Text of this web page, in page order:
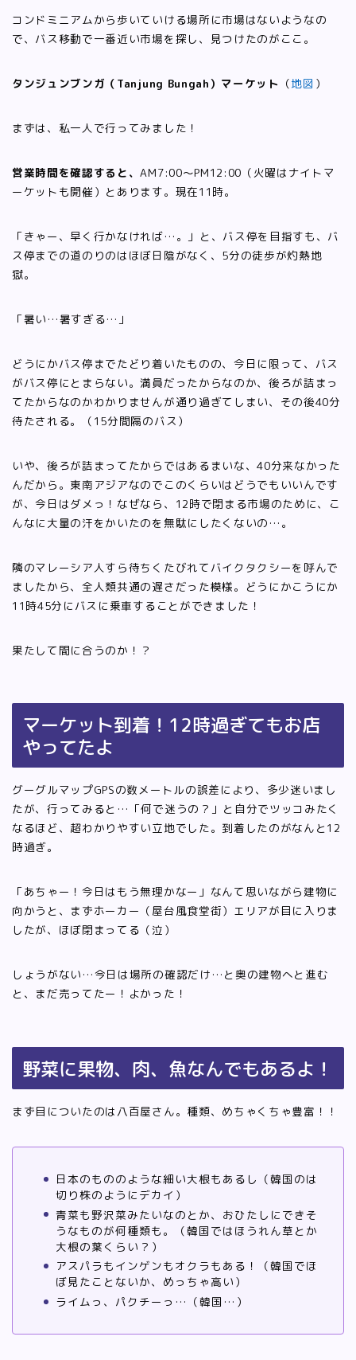
コンドミニアムから歩いていける場所に市場はないようなの
で、バス移動で一番近い市場を探し、見つけたのがここ。
タンジュンブンガ（Tanjung Bungah）マーケット （地図 ）
まずは、私一人で行ってみました！
営業時間を確認すると、AM7:00〜PM12:00（火曜はナイトマ
ーケットも開催）とあります。現在11時。
「きゃー、早く行かなければ…。」と、バス停を目指すも、バ
ス停までの道のりのはほぼ日陰がなく、5分の徒歩が灼熱地
獄。
「暑い…暑すぎる…」
どうにかバス停までたどり着いたものの、今日に限って、バス
がバス停にとまらない。満員だったからなのか、後ろが詰まっ
てたからなのかわかりませんが通り過ぎてしまい、その後40分
待たされる。（15分間隔のバス）
いや、後ろが詰まってたからではあるまいな、40分来なかった
んだから。東南アジアなのでこのくらいはどうでもいいんです
が、今日はダメっ！なぜなら、12時で閉まる市場のために、こ
んなに大量の汗をかいたのを無駄にしたくないの…。
隣のマレーシア人すら待ちくたびれてバイクタクシーを呼んで
ましたから、全人類共通の遅さだった模様。どうにかこうにか
11時45分にバスに乗車することができました！
果たして間に合うのか！？
マーケット到着！12時過ぎてもお店
やってたよ
グーグルマップGPSの数メートルの誤差により、多少迷いまし
たが、行ってみると…「何で迷うの？」と自分でツッコみたく
なるほど、超わかりやすい立地でした。到着したのがなんと12
時過ぎ。
「あちゃー！今日はもう無理かなー」なんて思いながら建物に
向かうと、まずホーカー（屋台風食堂街）エリアが目に入りま
したが、ほぼ閉まってる（泣）
しょうがない…今日は場所の確認だけ…と奥の建物へと進む
と、まだ売ってたー！よかった！
野菜に果物、肉、魚なんでもあるよ！
まず目についたのは八百屋さん。種類、めちゃくちゃ豊富！！
日本のもののような細い大根もあるし（韓国のは
切り株のようにデカイ）
青菜も野沢菜みたいなのとか、おひたしにできそ
うなものが何種類も。（韓国ではほうれん草とか
大根の葉くらい？）
アスパラもインゲンもオクラもある！（韓国でほ
ぼ見たことないか、めっちゃ高い）
ライムっ、パクチーっ…（韓国…）